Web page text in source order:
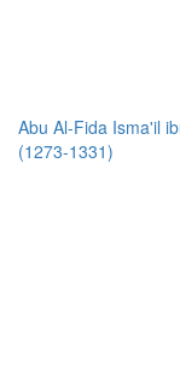
Abu Al-Fida Isma'il
(1273-1331)